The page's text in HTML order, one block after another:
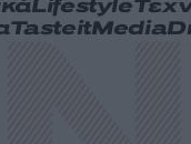
Lifestyle
TasteitMedia